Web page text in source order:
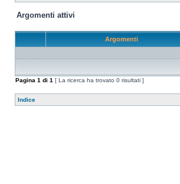
Argomenti attivi
Argomenti
Pagina 1 di 1 [ La ricerca ha trovato 0 risultati ]
Indice